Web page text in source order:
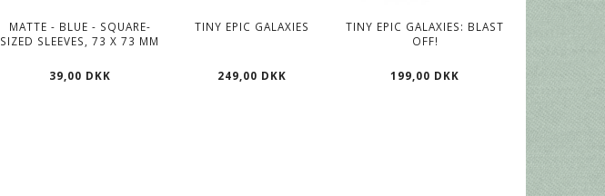
MATTE - BLUE - SQUARE-
SIZED SLEEVES, 73 X 73 MM
39,00 DKK
TINY EPIC GALAXIES
249,00 DKK
TINY EPIC GALAXIES: BLAST
OFF!
199,00 DKK